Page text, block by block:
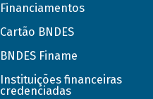
Financiamentos
Cartão BNDES
BNDES Finame
Instituições financeiras
credenciadas